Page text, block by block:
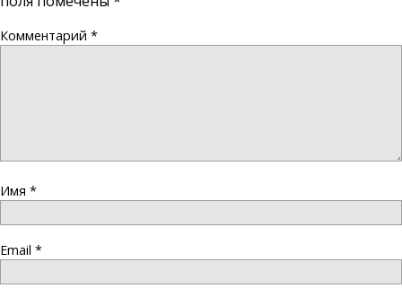
Комментарий *
Имя *
Email *